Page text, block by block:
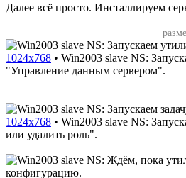
Далее всё просто. Инсталлируем
1024x768 • Win2003 slave NS:
"Управление данным сервером".
1024x768 • Win2003 slave NS:
или удалить роль".